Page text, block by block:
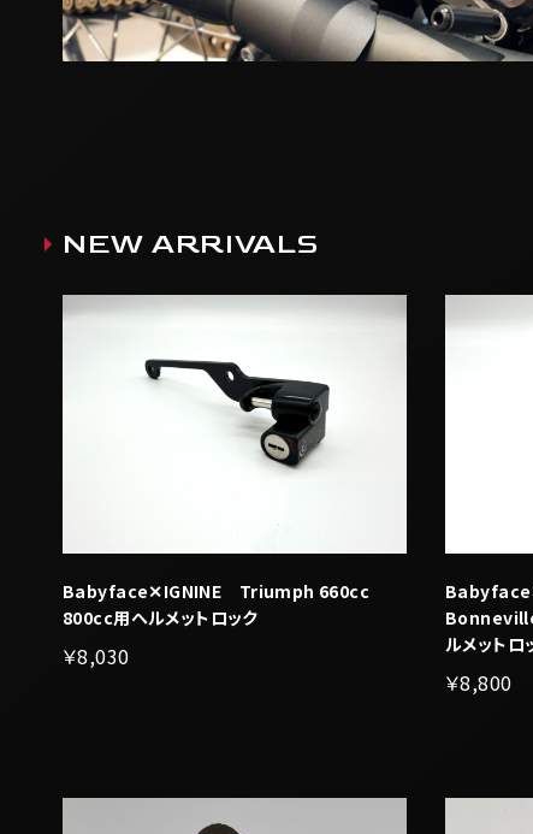
NEW ARRIVALS
Babyface✕IGNINE Triumph 660cc
800cc用ヘルメットロック
￥8,030
ルメットロ
￥8,800